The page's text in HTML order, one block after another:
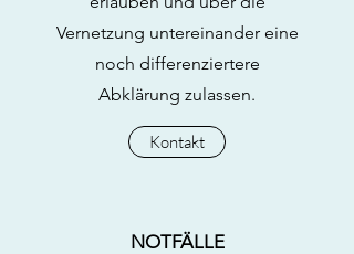
Vernetzung untereinander eine
noch differenziertere
Abklärung zulassen.
Kontakt
NOTFÄLLE